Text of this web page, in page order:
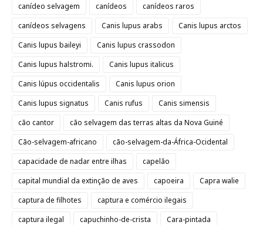
canídeo selvagem
canídeos
canídeos raros
canídeos selvagens
Canis lupus arabs
Canis lupus arctos
Canis lupus baileyi
Canis lupus crassodon
Canis lupus halstromi.
Canis lupus italicus
Canis lúpus occidentalis
Canis lupus orion
Canis lupus signatus
Canis rufus
Canis simensis
cão cantor
cão selvagem das terras altas da Nova Guiné
Cão-selvagem-africano
cão-selvagem-da-África-Ocidental
capacidade de nadar entre ilhas
capelão
capital mundial da extinção de aves
capoeira
Capra walie
captura de filhotes
captura e comércio ilegais
captura ilegal
capuchinho-de-crista Cara-pintada